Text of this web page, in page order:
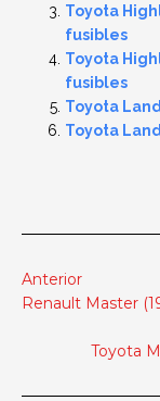
Toyota
fusibles
Toyota
fusibles
Toyota
Toyota
Anterior
Renault Master
Toyota